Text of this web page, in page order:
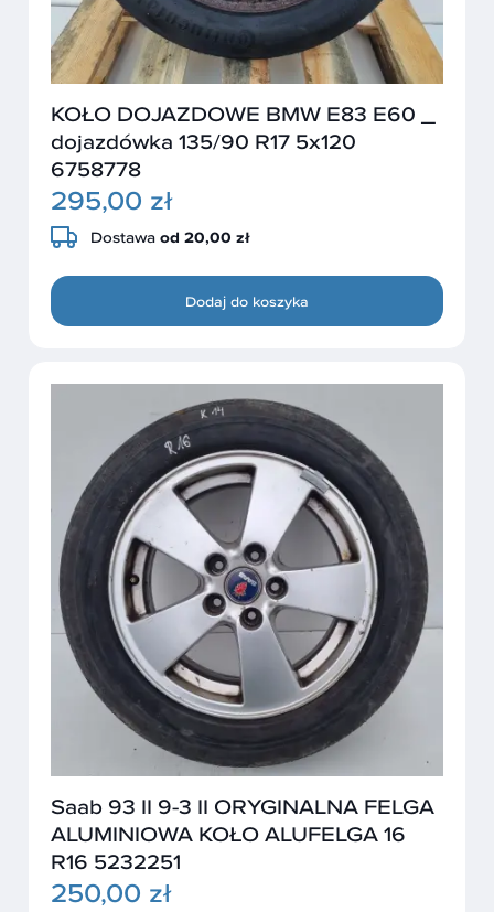
KOŁO DOJAZDOWE BMW E83 E60 _
dojazdówka 135/90 R17 5x120
6758778
295,00 zł
Dostawa od 20,00 zł
Dodaj do koszyka
Saab 93 II 9-3 II ORYGINALNA FELGA
ALUMINIOWA KOŁO ALUFELGA 16
R16 5232251
250,00 zł